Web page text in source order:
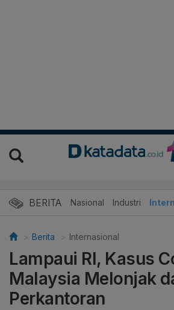
BERITA Nasional Industri
Berita Internasional
Lampaui RI, Kasus
Malaysia Melonjak
Perkantoran